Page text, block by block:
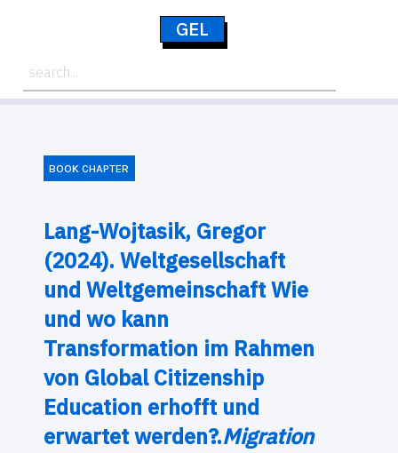
GEL
BOOK CHAPTER
Lang-Wojtasik, Gregor
(2024). Weltgesellschaft
und Weltgemeinschaft Wie
und wo kann
Transformation im Rahmen
von Global Citizenship
Education erhofft und
erwartet werden?.Migration